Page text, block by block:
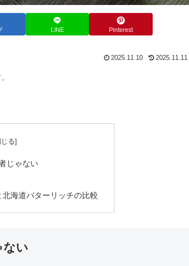
LINE Pinterest
2025.11.10 2025.11.11
じゃない
海道バターリッチの比較
ない